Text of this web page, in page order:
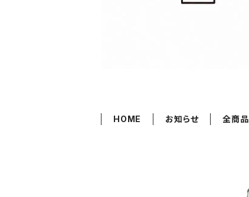
HOME お知らせ 全商品